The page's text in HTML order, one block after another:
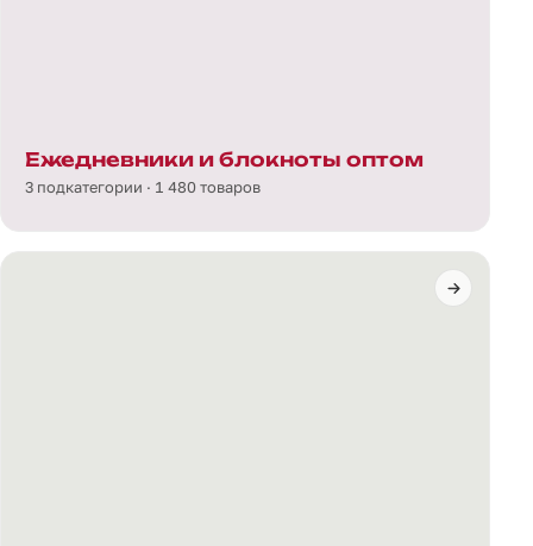
Ежедневники и блокноты оптом
3 подкатегории · 1 480 товаров